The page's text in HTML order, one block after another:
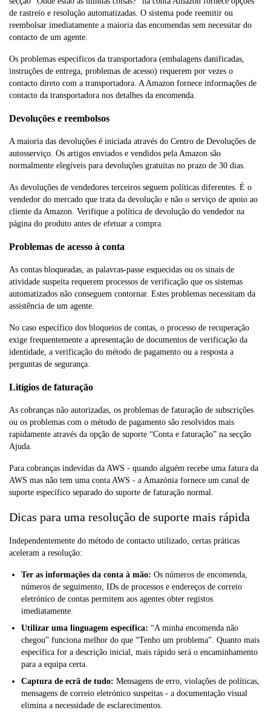
de rastreio e resolução automatizadas. O sistema pode reemitir ou
reembolsar imediatamente a maioria das encomendas sem necessitar do
contacto de um agente.
Os problemas específicos da transportadora (embalagens danificadas,
instruções de entrega, problemas de acesso) requerem por vezes o
contacto direto com a transportadora. A Amazon fornece informações de
contacto da transportadora nos detalhes da encomenda.
Devoluções e reembolsos
A maioria das devoluções é iniciada através do Centro de Devoluções de
autosserviço. Os artigos enviados e vendidos pela Amazon são
normalmente elegíveis para devoluções gratuitas no prazo de 30 dias.
As devoluções de vendedores terceiros seguem políticas diferentes. É o
vendedor do mercado que trata da devolução e não o serviço de apoio ao
cliente da Amazon. Verifique a política de devolução do vendedor na
página do produto antes de efetuar a compra.
Problemas de acesso à conta
As contas bloqueadas, as palavras-passe esquecidas ou os sinais de
atividade suspeita requerem processos de verificação que os sistemas
automatizados não conseguem contornar. Estes problemas necessitam da
assistência de um agente.
No caso específico dos bloqueios de contas, o processo de recuperação
exige frequentemente a apresentação de documentos de verificação da
identidade, a verificação do método de pagamento ou a resposta a
perguntas de segurança.
Litígios de faturação
As cobranças não autorizadas, os problemas de faturação de subscrições
ou os problemas com o método de pagamento são resolvidos mais
rapidamente através da opção de suporte “Conta e faturação” na secção
Ajuda.
Para cobranças indevidas da AWS - quando alguém recebe uma fatura da
AWS mas não tem uma conta AWS - a Amazónia fornece um canal de
suporte específico separado do suporte de faturação normal.
Dicas para uma resolução de suporte mais rápida
Independentemente do método de contacto utilizado, certas práticas
aceleram a resolução:
Ter as informações da conta à mão: Os números de encomenda,
números de seguimento, IDs de processos e endereços de correio
eletrónico de contas permitem aos agentes obter registos
imediatamente.
Utilizar uma linguagem específica: “A minha encomenda não
chegou” funciona melhor do que “Tenho um problema”. Quanto mais
específica for a descrição inicial, mais rápido será o encaminhamento
para a equipa certa.
Captura de ecrã de tudo: Mensagens de erro, violações de políticas,
mensagens de correio eletrónico suspeitas - a documentação visual
elimina a necessidade de esclarecimentos.